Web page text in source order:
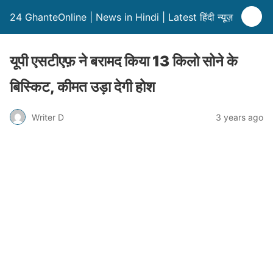
24 GhanteOnline | News in Hindi | Latest हिंदी न्यूज़
यूपी एसटीएफ़ ने बरामद किया 13 किलो सोने के
बिस्किट, कीमत उड़ा देगी होश
Writer D 3 years ago